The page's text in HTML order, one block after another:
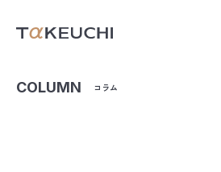
COLUMN コラム